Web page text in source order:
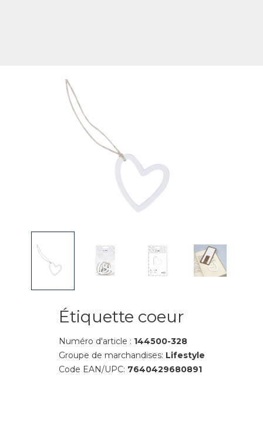
Étiquette coeur
Numéro d'article : 144500-328
Groupe de marchandises: Lifestyle
Code EAN/UPC: 7640429680891